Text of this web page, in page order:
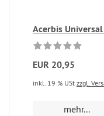
Acerbis
EUR 20,95
inkl. 19 % USt zzgl.
mehr...